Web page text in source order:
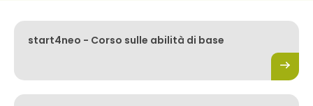
start4neo - Corso sulle abilità di base